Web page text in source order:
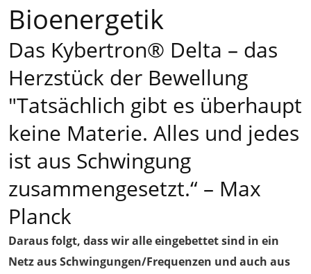
Bioenergetik
Das Kybertron® Delta – das
Herzstück der Bewellung
"Tatsächlich gibt es überhaupt
keine Materie. Alles und jedes
ist aus Schwingung
zusammengesetzt.“ – Max
Planck
Daraus folgt, dass wir alle eingebettet sind in ein
Netz aus Schwingungen/Frequenzen und auch aus